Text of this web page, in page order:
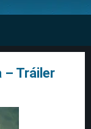
– Tráiler